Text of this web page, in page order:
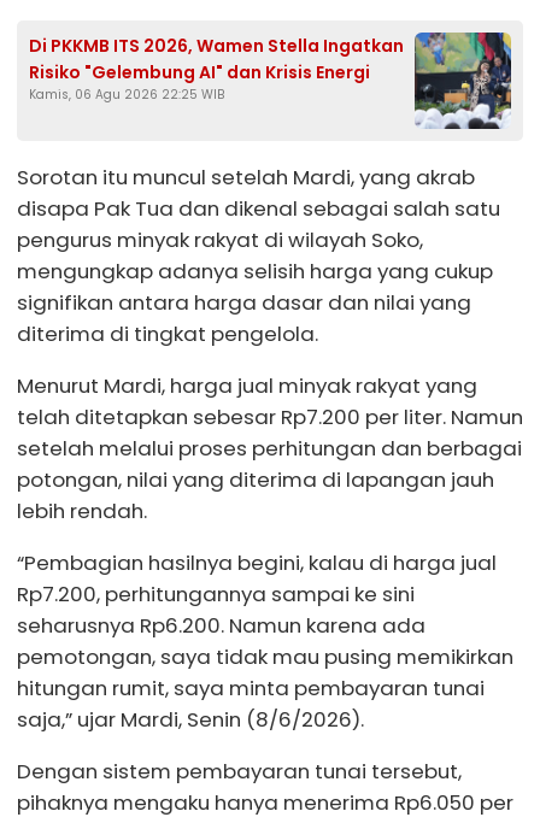
Di PKKMB ITS 2026, Wamen Stella Ingatkan
Risiko "Gelembung AI" dan Krisis Energi
Kamis, 06 Agu 2026 22:25 WIB
Sorotan itu muncul setelah Mardi, yang akrab
disapa Pak Tua dan dikenal sebagai salah satu
pengurus minyak rakyat di wilayah Soko,
mengungkap adanya selisih harga yang cukup
signifikan antara harga dasar dan nilai yang
diterima di tingkat pengelola.
Menurut Mardi, harga jual minyak rakyat yang
telah ditetapkan sebesar Rp7.200 per liter. Namun
setelah melalui proses perhitungan dan berbagai
potongan, nilai yang diterima di lapangan jauh
lebih rendah.
“Pembagian hasilnya begini, kalau di harga jual
Rp7.200, perhitungannya sampai ke sini
seharusnya Rp6.200. Namun karena ada
pemotongan, saya tidak mau pusing memikirkan
hitungan rumit, saya minta pembayaran tunai
saja,” ujar Mardi, Senin (8/6/2026).
Dengan sistem pembayaran tunai tersebut,
pihaknya mengaku hanya menerima Rp6.050 per